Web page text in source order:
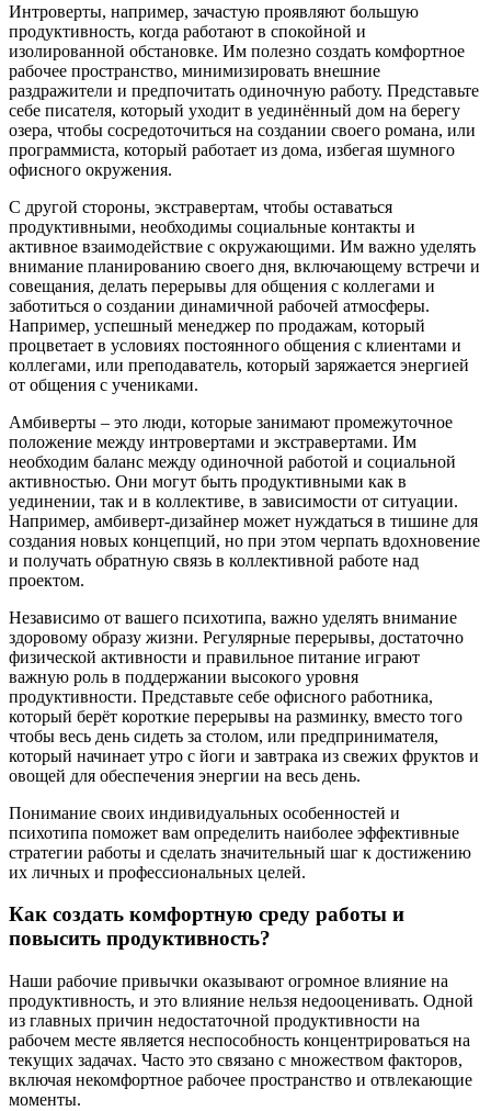
Интроверты, например, зачастую проявляют большую
продуктивность, когда работают в спокойной и
изолированной обстановке. Им полезно создать комфортное
рабочее пространство, минимизировать внешние
раздражители и предпочитать одиночную работу. Представьте
себе писателя, который уходит в уединённый дом на берегу
озера, чтобы сосредоточиться на создании своего романа, или
программиста, который работает из дома, избегая шумного
офисного окружения.
С другой стороны, экстравертам, чтобы оставаться
продуктивными, необходимы социальные контакты и
активное взаимодействие с окружающими. Им важно уделять
внимание планированию своего дня, включающему встречи и
совещания, делать перерывы для общения с коллегами и
заботиться о создании динамичной рабочей атмосферы.
Например, успешный менеджер по продажам, который
процветает в условиях постоянного общения с клиентами и
коллегами, или преподаватель, который заряжается энергией
от общения с учениками.
Амбиверты – это люди, которые занимают промежуточное
положение между интровертами и экстравертами. Им
необходим баланс между одиночной работой и социальной
активностью. Они могут быть продуктивными как в
уединении, так и в коллективе, в зависимости от ситуации.
Например, амбиверт-дизайнер может нуждаться в тишине для
создания новых концепций, но при этом черпать вдохновение
и получать обратную связь в коллективной работе над
проектом.
Независимо от вашего психотипа, важно уделять внимание
здоровому образу жизни. Регулярные перерывы, достаточно
физической активности и правильное питание играют
важную роль в поддержании высокого уровня
продуктивности. Представьте себе офисного работника,
который берёт короткие перерывы на разминку, вместо того
чтобы весь день сидеть за столом, или предпринимателя,
который начинает утро с йоги и завтрака из свежих фруктов и
овощей для обеспечения энергии на весь день.
Понимание своих индивидуальных особенностей и
психотипа поможет вам определить наиболее эффективные
стратегии работы и сделать значительный шаг к достижению
их личных и профессиональных целей.
Как создать комфортную среду работы и
повысить продуктивность?
Наши рабочие привычки оказывают огромное влияние на
продуктивность, и это влияние нельзя недооценивать. Одной
из главных причин недостаточной продуктивности на
рабочем месте является неспособность концентрироваться на
текущих задачах. Часто это связано с множеством факторов,
включая некомфортное рабочее пространство и отвлекающие
моменты.